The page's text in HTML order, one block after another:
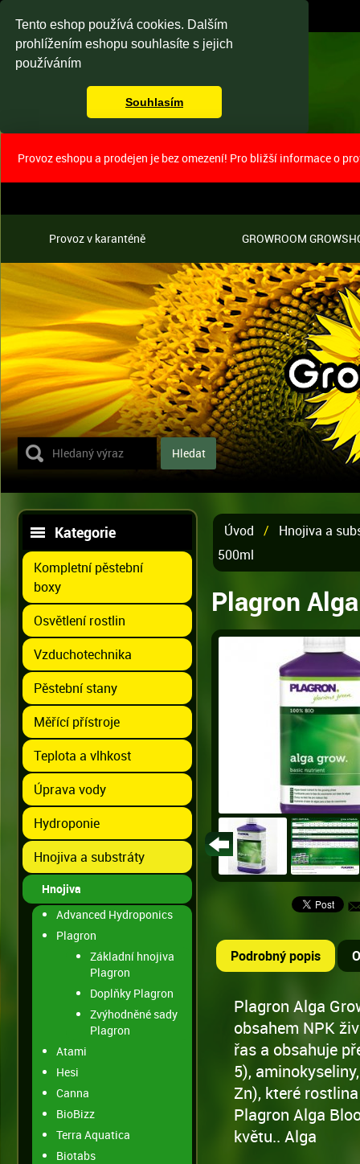
Tento eshop používá cookies. Dalším
prohlížením eshopu souhlasíte s jejich
používáním
Souhlasím
Provoz eshopu a prodejen je bez omezení! Pro bližší informace o
Provoz v karanténě GROWROOM
Kategorie
Kompletní pěstební
boxy
Osvětlení rostlin
Vzduchotechnika
Pěstební stany
Měřící přístroje
Teplota a vlhkost
Úprava vody
Hydroponie
Hnojiva a substráty
Hnojiva
Advanced Hydroponics
Plagron
Základní hnojiva
Plagron
Doplňky Plagron
Zvýhodněné sady
Plagron
Atami
Hesi
Canna
BioBizz
Terra Aquatica
Biotabs
Úvod /
Hnojiva a
500ml
Plagron
Podrobný popis
Plagron Alga
obsahem NPK
řas a obsahuje
5),
Zn), které
Plagron Alga
květu.. Alga